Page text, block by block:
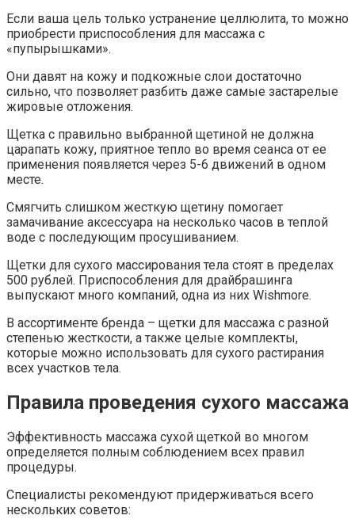
Если ваша цель только устранение целлюлита, то можно
приобрести приспособления для массажа с
«пупырышками».
Они давят на кожу и подкожные слои достаточно
сильно, что позволяет разбить даже самые застарелые
жировые отложения.
Щетка с правильно выбранной щетиной не должна
царапать кожу, приятное тепло во время сеанса от ее
применения появляется через 5-6 движений в одном
месте.
Смягчить слишком жесткую щетину помогает
замачивание аксессуара на несколько часов в теплой
воде с последующим просушиванием.
Щетки для сухого массирования тела стоят в пределах
500 рублей. Приспособления для драйбрашинга
выпускают много компаний, одна из них Wishmore.
В ассортименте бренда – щетки для массажа с разной
степенью жесткости, а также целые комплекты,
которые можно использовать для сухого растирания
всех участков тела.
Правила проведения сухого массажа
Эффективность массажа сухой щеткой во многом
определяется полным соблюдением всех правил
процедуры.
Специалисты рекомендуют придерживаться всего
нескольких советов: